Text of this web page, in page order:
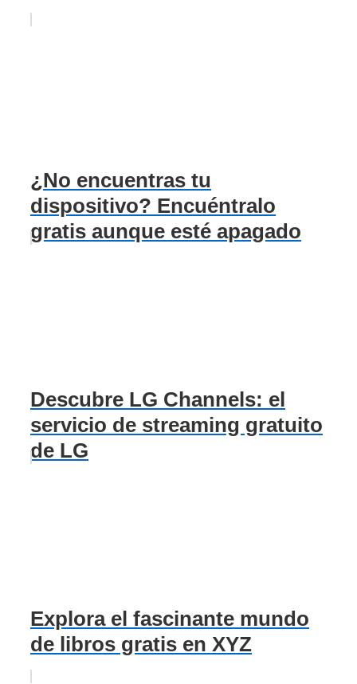
¿No encuentras tu
dispositivo? Encuéntralo
gratis aunque esté apagado
Descubre LG Channels: el
servicio de streaming gratuito
de LG
Explora el fascinante mundo
de libros gratis en XYZ